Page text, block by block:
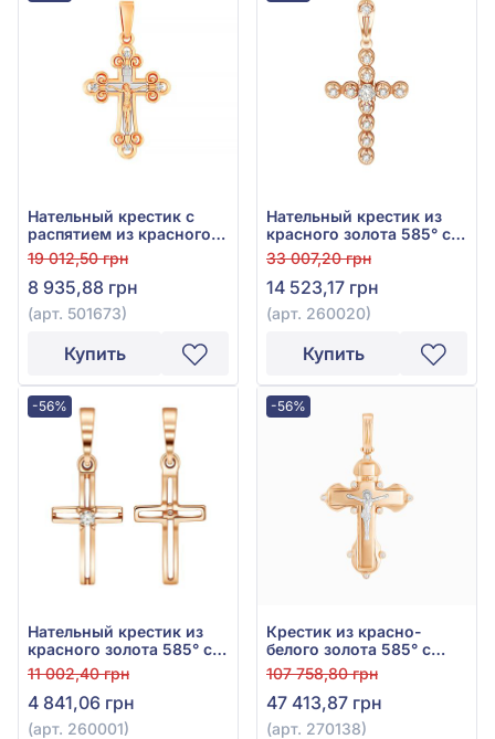
Нательный крестик с
распятием из красного
золота 585°, арт. 501673
19 012,50 грн
8 935,88 грн
(арт. 501673)
Купить
Нательный крестик из
красного золота 585° с
фианитом, арт. 260020
33 007,20 грн
14 523,17 грн
(арт. 260020)
Купить
-56%
Нательный крестик из
красного золота 585° с
фианитом, арт. 260001
11 002,40 грн
4 841,06 грн
(арт. 260001)
-56%
Крестик из красно-
белого золота 585° с
фианитом, арт. 270138
107 758,80 грн
47 413,87 грн
(арт. 270138)